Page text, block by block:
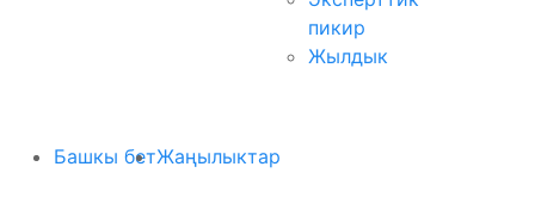
пикир
Жылдык
Башкы бетЖаңылыктар